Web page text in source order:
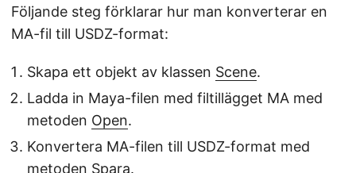
Följande steg förklarar hur man konverterar en
MA-fil till USDZ-format:
Skapa ett objekt av klassen Scene.
Ladda in Maya-filen med filtillägget MA med
metoden Open.
Konvertera MA-filen till USDZ-format med
metoden Spara.